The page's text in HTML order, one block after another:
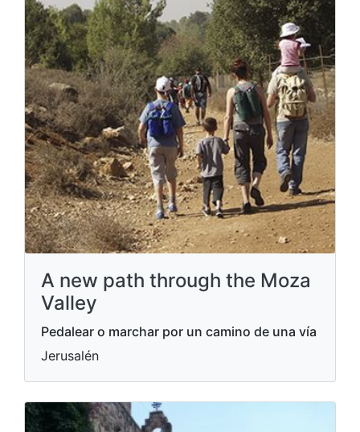
A new path through the Moza
Valley
Pedalear o marchar por un camino de una vía
Jerusalén